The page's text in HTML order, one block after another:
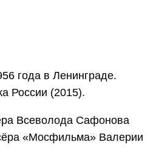
года в Ленинграде.
России (2015).
Всеволода Сафонова
«Мосфильма» Валерии